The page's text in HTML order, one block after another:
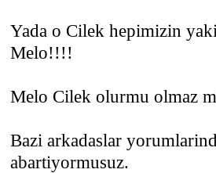
Yada o Cilek hepimizin
Melo!!!!
Melo Cilek olurmu olmaz
Bazi arkadaslar
abartiyormusuz.